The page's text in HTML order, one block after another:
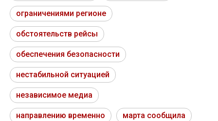
ограничениями регионе
обстоятельств рейсы
обеспечения безопасности
нестабильной ситуацией
независимое медиа
направлению временно марта сообщила